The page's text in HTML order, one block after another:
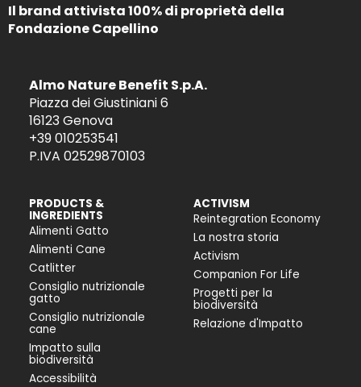
Il brand attivista 100% di proprietà della
Fondazione Capellino
Almo Nature Benefit S.p.A.
Piazza dei Giustiniani 6
16123 Genova
+39 010253541
P.IVA 02529870103
PRODUCTS &
INGREDIENTS
Alimenti Gatto
Alimenti Cane
Catlitter
Consiglio nutrizionale
gatto
Consiglio nutrizionale
cane
Impatto sulla
biodiversità
Accessibilità
ACTIVISM
Reintegration Economy
La nostra storia
Activism
Companion For Life
Progetti per la
biodiversità
Relazione d'Impatto